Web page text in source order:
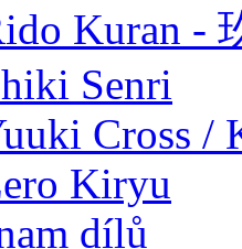
Kuran -
Senri
Cross /
Kiryu
dílů